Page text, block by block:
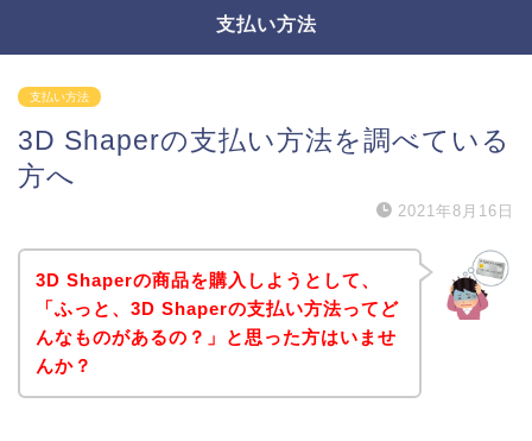
支払い方法
支払い方法
3D Shaperの支払い方法を調べている
方へ
2021年8月16日
3D Shaperの商品を購入しようとして、
「ふっと、3D Shaperの支払い方法ってど
んなものがあるの？」と思った方はいませ
んか？